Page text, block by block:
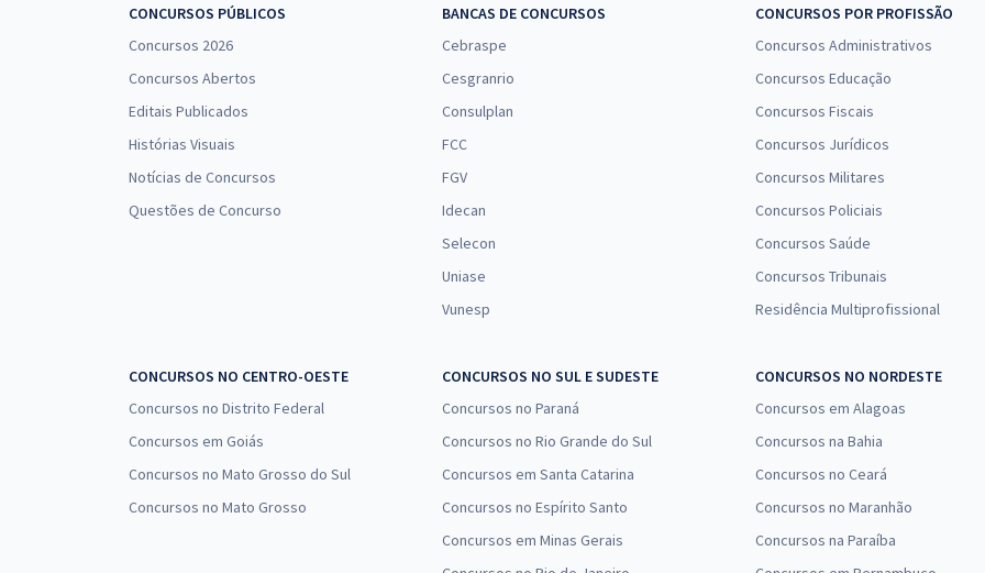
CONCURSOS PÚBLICOS
Concursos 2026
Concursos Abertos
Editais Publicados
Histórias Visuais
Notícias de Concursos
Questões de Concurso
BANCAS DE CONCURSOS
Cebraspe
Cesgranrio
Consulplan
FCC
FGV
Idecan
Selecon
Uniase
Vunesp
CONCURSOS POR PROFISSÃO
Concursos Administrativos
Concursos Educação
Concursos Fiscais
Concursos Jurídicos
Concursos Militares
Concursos Policiais
Concursos Saúde
Concursos Tribunais
Residência Multiprofissional
CONCURSOS NO CENTRO-OESTE
Concursos no Distrito Federal
Concursos em Goiás
Concursos no Mato Grosso do Sul
Concursos no Mato Grosso
CONCURSOS NO SUL E SUDESTE
Concursos no Paraná
Concursos no Rio Grande do Sul
Concursos em Santa Catarina
Concursos no Espírito Santo
Concursos em Minas Gerais
CONCURSOS NO NORDESTE
Concursos em Alagoas
Concursos na Bahia
Concursos no Ceará
Concursos no Maranhão
Concursos na Paraíba